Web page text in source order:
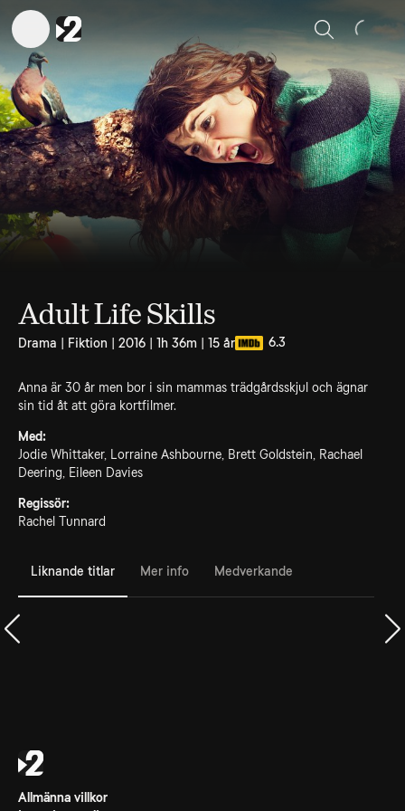
Sök
Adult Life Skills
Drama | Fiktion | 2016 | 1h 36m | 15 år 6.3
Anna är 30 år men bor i sin mammas trädgårdsskjul och ägnar
sin tid åt att göra kortfilmer.
Med:
Jodie Whittaker, Lorraine Ashbourne, Brett Goldstein, Rachael
Deering, Eileen Davies
Regissör:
Rachel Tunnard
Liknande titlar Mer info Medverkande
Allmänna villkor